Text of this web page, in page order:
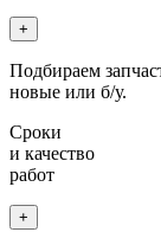
+
Подбираем
новые или б/у.
Сроки
и качество
работ
+